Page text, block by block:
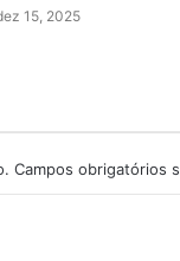
15, 2025
Campos obrigatórios